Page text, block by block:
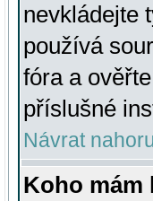
nevkládejte
používá
fóra a
příslušné
Návrat
Koho mám